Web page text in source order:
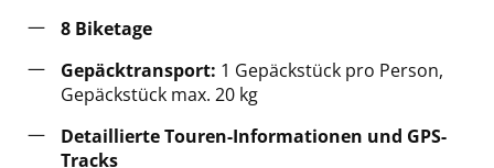
8 Biketage
Gepäcktransport: 1 Gepäckstück pro Person,
Gepäckstück max. 20 kg
Detaillierte Touren-Informationen und GPS-
Tracks